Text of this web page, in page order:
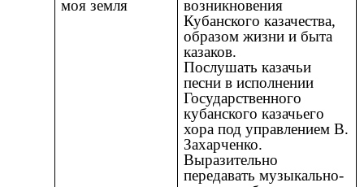
моя земля
возникновения
Кубанского казачества,
образом жизни и быта
казаков.
Послушать казачьи
песни в исполнении
Государственного
кубанского казачьего
хора под управлением В.
Захарченко.
Выразительно
передавать музыкально-